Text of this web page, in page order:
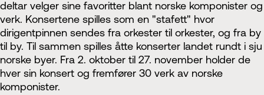
deltar velger sine favoritter blant norske komponister og
verk. Konsertene spilles som en "stafett" hvor
dirigentpinnen sendes fra orkester til orkester, og fra by
til by. Til sammen spilles åtte konserter landet rundt i sju
norske byer. Fra 2. oktober til 27. november holder de
hver sin konsert og fremfører 30 verk av norske
komponister.